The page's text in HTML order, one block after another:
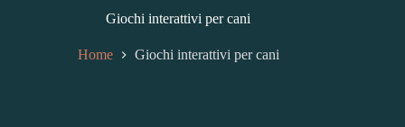
Giochi interattivi per cani
Home Giochi interattivi per cani